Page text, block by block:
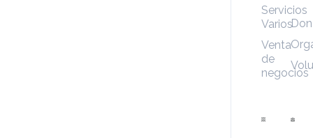
Servicios
Varios
Venta
de
negocios